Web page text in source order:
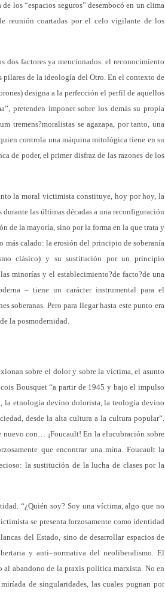
los “espacios seguros” desembocó en un clima
reunión coartadas por el celo vigilante de los
dos factores ya mencionados: el reconocimiento
de la ideología del Otro. En el contexto de
designa a la perfección el perfil de aquellos
pretenden imponer sobre los demás su propia
tremens?moralistas se agazapa, por tanto, una
controla una máquina mitológica tiene en su
de poder, el primer disfraz de las razones de los
la moral victimista constituye, hoy por hoy, la
las últimas décadas a una reconfiguración
de la mayoría, sino por la forma en la que trata y
más calado: la erosión del principio de soberanía
clásico) y su sustitución por un principio
minorías y el establecimiento?de facto?de una
– tiene un carácter instrumental para el
soberanas. Pero para llegar hasta este punto era
la posmodernidad.
sobre el dolor y sobre la víctima, el asunto
Bousquet “a partir de 1945 y bajo el impulso
la etnología devino dolorista, la teología devino
desde la alta cultura a la cultura popular”.
nuevo con… ¡Foucault! En la elucubración sobre
que encontrar una mina. Foucault la
la sustitución de la lucha de clases por la
“¿Quién soy? Soy una víctima, algo que no
se presenta forzosamente como identidad
del Estado, sino de desarrollar espacios de
y anti–normativa del neoliberalismo. El
abandono de la praxis política marxista. No en
de singularidades, las cuales pugnan por